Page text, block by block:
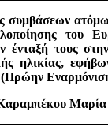
συμβάσεων
του
ένταξή τους
ηλικίας,
(Πρώην
Μαρία